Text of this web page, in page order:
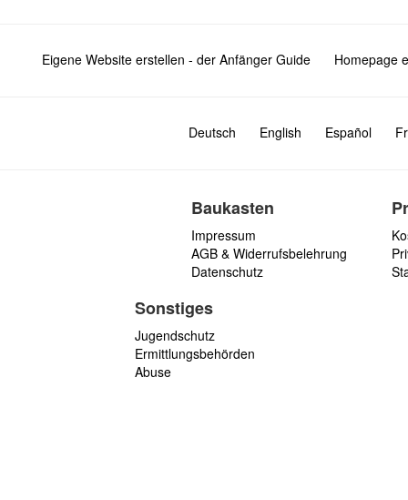
Eigene Website erstellen - der Anfänger Guide Homepage
Deutsch English Español
Baukasten
Impressum
AGB & Widerrufsbelehrung
Datenschutz
Sonstiges
Jugendschutz
Ermittlungsbehörden
Abuse